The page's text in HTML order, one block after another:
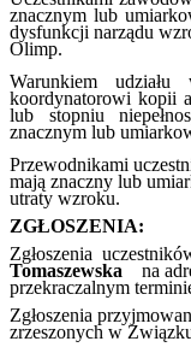
znacznym lub
dysfunkcji narządu
Olimp.
Warunkiem
koordynatorowi kopii
lub stopniu
znacznym lub
Przewodnikami
mają znaczny lub
utraty wzroku.
ZGŁOSZENIA:
Zgłoszenia
Tomaszewska na
przekraczalnym
Zgłoszenia
zrzeszonych w